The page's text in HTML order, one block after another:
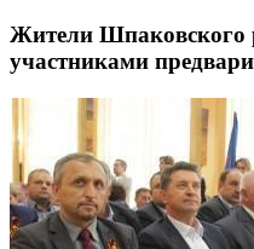
Жители Шпаковского
участниками